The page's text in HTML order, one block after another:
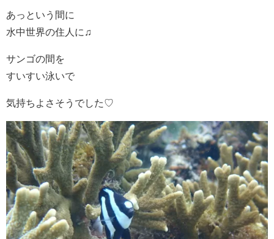
あっという間に
水中世界の住人に♫
サンゴの間を
すいすい泳いで
気持ちよさそうでした♡